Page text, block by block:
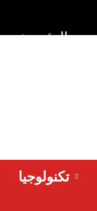
الرئيسية
تكنولوجيا